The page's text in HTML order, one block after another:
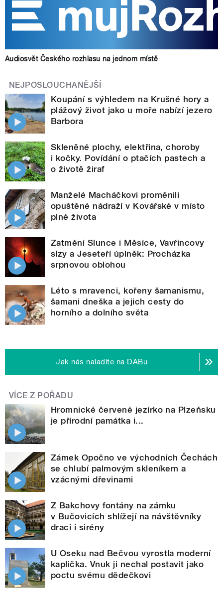
Audiosvět Českého rozhlasu na jednom místě
NEJPOSLOUCHANĚJŠÍ
Koupání s výhledem na Krušné hory a
plážový život jako u moře nabízí jezero
Barbora
Skleněné plochy, elektřina, choroby
i kočky. Povídání o ptačích pastech a
o životě žiraf
Manželé Macháčkovi proměnili
opuštěné nádraží v Kovářské v místo
plné života
Zatmění Slunce i Měsíce, Vavřincovy
slzy a Jeseteří úplněk: Procházka
srpnovou oblohou
Léto s mravenci, kořeny šamanismu,
šamani dneška a jejich cesty do
horního a dolního světa
Jak nás naladíte na DABu
VÍCE Z POŘADU
Hromnické červené jezírko na Plzeňsku
je přírodní památka i...
Zámek Opočno ve východních Čechách
se chlubí palmovým skleníkem a
vzácnými dřevinami
Z Bakchovy fontány na zámku
v Bučovicích shlížejí na návštěvníky
draci i sirény
U Oseku nad Bečvou vyrostla moderní
kaplička. Vnuk ji nechal postavit jako
poctu svému dědečkovi